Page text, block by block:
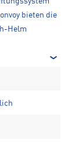
bieten die
Helm